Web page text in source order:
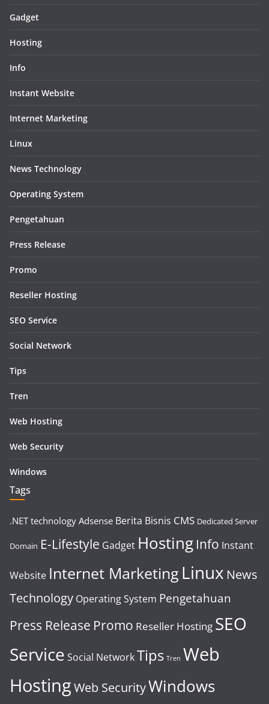
Gadget
Hosting
Info
Instant Website
Internet Marketing
Linux
News Technology
Operating System
Pengetahuan
Press Release
Promo
Reseller Hosting
SEO Service
Social Network
Tips
Tren
Web Hosting
Web Security
Windows
Tags
.NET technology Adsense Berita Bisnis CMS Dedicated Server
Domain E-Lifestyle Gadget Hosting Info Instant
Website Internet Marketing Linux News
Technology Operating System Pengetahuan
Press Release Promo Reseller Hosting SEO
Service Social NetworkTips Tren Web
HostingWeb SecurityWindows